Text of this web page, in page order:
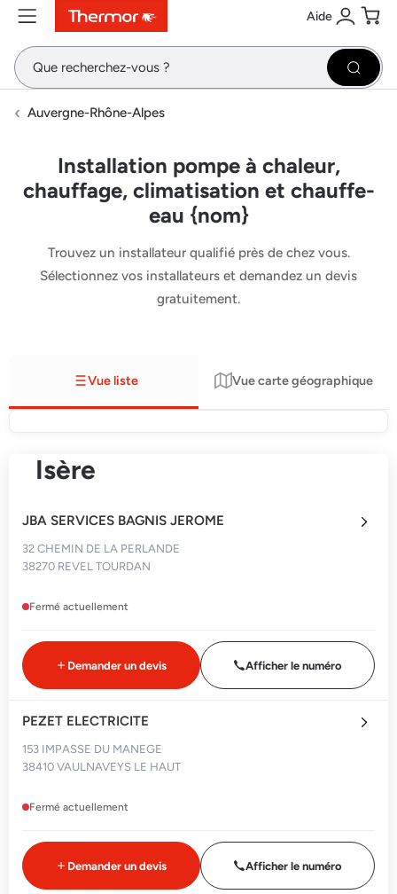
ContenuMenuRecherche Aide
Se
Auvergne-Rhône-Alpes
Installation pompe à chaleur,
chauffage, climatisation et chauffe-
eau {nom}
Trouvez un installateur qualifié près de chez vous.
Sélectionnez vos installateurs et demandez un devis
gratuitement.
Vue liste Vue carte géographique
Isère
JBA SERVICES BAGNIS JEROME
32 CHEMIN DE LA PERLANDE
38270 REVEL TOURDAN
Fermé actuellement
Demander un devis Afficher le numéro
PEZET ELECTRICITE
153 IMPASSE DU MANEGE
38410 VAULNAVEYS LE HAUT
Fermé actuellement
Demander un devis Afficher le numéro